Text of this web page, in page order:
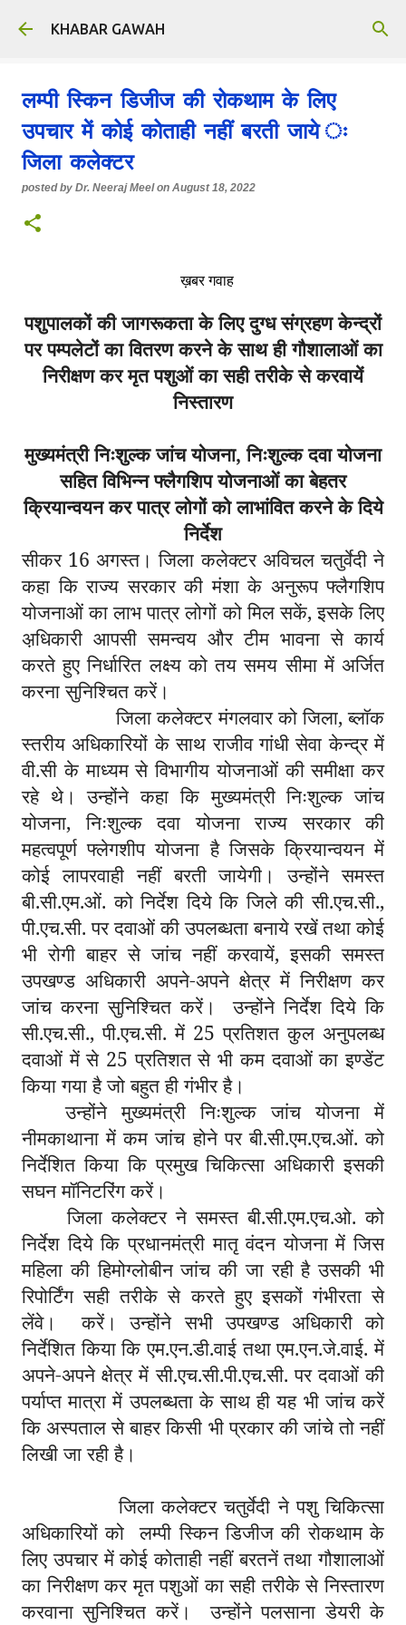
Skip to main content
KHABAR GAWAH
लम्पी स्किन डिजीज की रोकथाम के लिए
उपचार में कोई कोताही नहीं बरती जाये ः
जिला कलेक्टर
posted by Dr. Neeraj Meel on August 18, 2022
ख़बर गवाह
पशुपालकों की जागरूकता के लिए दुग्ध संग्रहण केन्द्रों
पर पम्पलेटों का वितरण करने के साथ हीगौशालाओं का
निरीक्षण कर मृत पशुओं का सही तरीके से करवायें
निस्तारण
मुख्यमंत्री निःशुल्क जांच योजना, निःशुल्क दवा योजना
सहित विभिन्न फ्लैगशिप योजनाओं का बेहतर
क्रियान्वयन कर पात्र लोगों को लाभांवित करने के दिये
निर्देश
सीकर 16 अगस्त। जिला कलेक्टर अविचल चतुर्वेदी ने
कहा कि राज्य सरकार की मंशा के अनुरूप फ्लैगशिप
योजनाओं का लाभ पात्र लोगों को मिल सकें, इसके लिए
अ़धिकारी आपसी समन्वय और टीम भावना से कार्य
करते हुए निर्धारित लक्ष्य को तय समय सीमा में अर्जित
करना सुनिश्चित करें।
जिला कलेक्टर मंगलवार को जिला, ब्लॉक
स्तरीय अधिकारियों के साथ राजीव गांधी सेवा केन्द्र में
वी.सी के माध्यम से विभागीय योजनाओं की समीक्षा कर
रहे थे। उन्होंने कहा कि मुख्यमंत्री निःशुल्क जांच
योजना, निःशुल्क दवा योजना राज्य सरकार की
महत्वपूर्ण फ्लेगशीप योजना है जिसके क्रियान्वयन में
कोई लापरवाही नहीं बरती जायेगी। उन्होंने समस्त
बी.सी.एम.ओं. को निर्देश दिये कि जिले की सी.एच.सी.,
पी.एच.सी. पर दवाओं की उपलब्धता बनाये रखें तथा कोई
भी रोगी बाहर से जांच नहीं करवायें, इसकी समस्त
उपखण्ड अधिकारी अपने-अपने क्षेत्र में निरीक्षण कर
जांच करना सुनिश्चित करें। उन्होंने निर्देश दिये कि
सी.एच.सी., पी.एच.सी. में 25 प्रतिशत कुल अनुपलब्ध
दवाओं में से 25 प्रतिशत से भी कम दवाओं का इण्डेंट
किया गया है जो बहुत ही गंभीर है।
उन्होंने मुख्यमंत्री निःशुल्क जांच योजना में
नीमकाथाना में कम जांच होने पर बी.सी.एम.एच.ओं. को
निर्देशित किया कि प्रमुख चिकित्सा अधिकारी इसकी
सघन मॉनिटरिंग करें।
जिला कलेक्टर ने समस्त बी.सी.एम.एच.ओ. को
निर्देश दिये कि प्रधानमंत्री मातृ वंदन योजना में जिस
महिला की हिमोग्लोबीन जांच की जा रही है उसकी भी
रिपोर्टिंग सही तरीके से करते हुए इसकों गंभीरता से
लेंवे। करें। उन्होंने सभी उपखण्ड अधिकारी को
निर्देशित किया कि एम.एन.डी.वाई तथा एम.एन.जे.वाई. में
अपने-अपने क्षेत्र में सी.एच.सी.पी.एच.सी. पर दवाओं की
पर्याप्त मात्रा में उपलब्धता के साथ ही यह भी जांच करें
कि अस्पताल से बाहर किसी भी प्रकार की जांचे तो नहीं
लिखी जा रही है।
जिला कलेक्टर चतुर्वेदी ने पशु चिकित्सा
अधिकारियों को लम्पी स्किन डिजीज की रोकथाम के
लिए उपचार में कोई कोताही नहीं बरतनें तथा गौशालाओं
का निरीक्षण कर मृत पशुओं का सही तरीके से निस्तारण
करवाना सुनिश्चित करें। उन्होंने पलसाना डेयरी के